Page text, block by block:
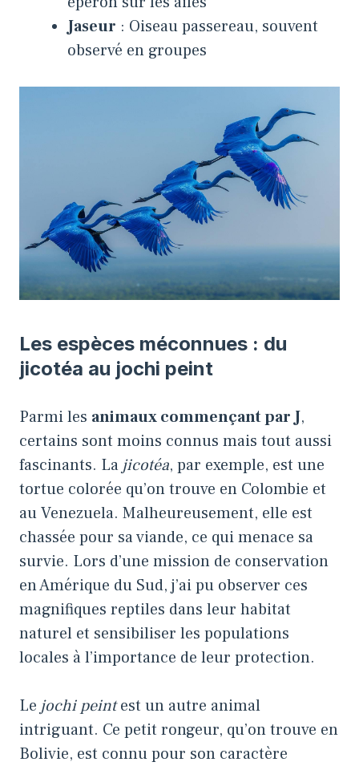
Jaseur : Oiseau passereau, souvent
observé en groupes
Les espèces méconnues : du
jicotéa au jochi peint
Parmi les animaux commençant par J,
certains sont moins connus mais tout aussi
fascinants. La jicotéa, par exemple, est une
tortue colorée qu’on trouve en Colombie et
au Venezuela. Malheureusement, elle est
chassée pour sa viande, ce qui menace sa
survie. Lors d’une mission de conservation
en Amérique du Sud, j’ai pu observer ces
magnifiques reptiles dans leur habitat
naturel et sensibiliser les populations
locales à l’importance de leur protection.
Le jochi peintest un autre animal
intriguant. Ce petit rongeur, qu’on trouve en
Bolivie, est connu pour son caractère